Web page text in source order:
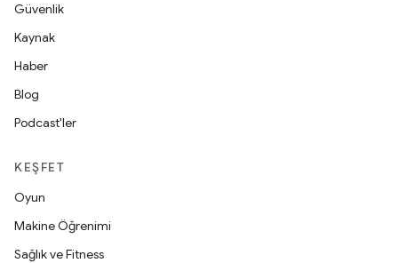
Güvenlik
Kaynak
Haber
Blog
Podcast'ler
KEŞFET
Oyun
Makine Öğrenimi
Sağlık ve Fitness